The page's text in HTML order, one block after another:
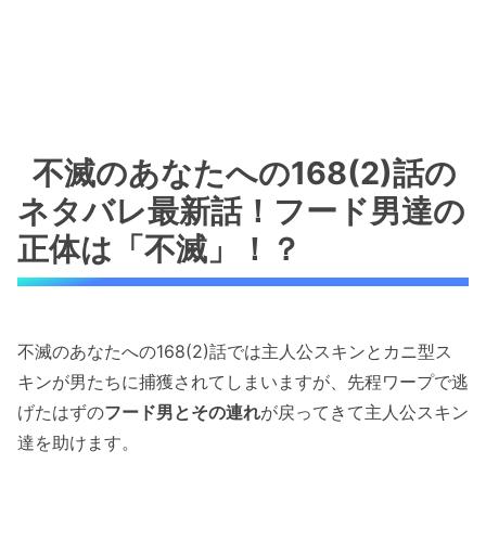
不滅のあなたへの168(2)話の
ネタバレ最新話！フード男達の
正体は「不滅」！？
不滅のあなたへの168(2)話では主人公スキンとカニ型ス
キンが男たちに捕獲されてしまいますが、先程ワープで逃
げたはずのフード男とその連れが戻ってきて主人公スキン
達を助けます。